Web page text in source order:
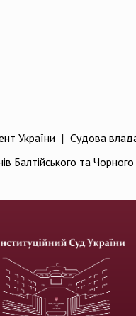
України | Судова
Балтійського та